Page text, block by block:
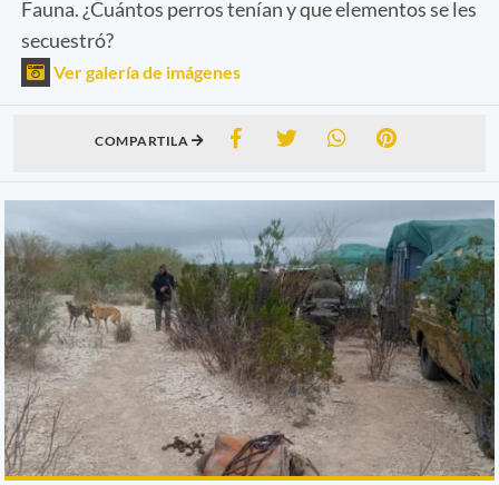
Fauna. ¿Cuántos perros tenían y que elementos se les
secuestró?
Ver galería de imágenes
COMPARTILA